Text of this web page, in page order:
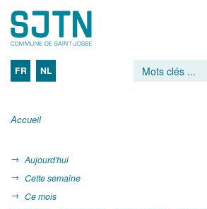
FR NL
Accueil
Aujourd'hui
Cette semaine
Ce mois